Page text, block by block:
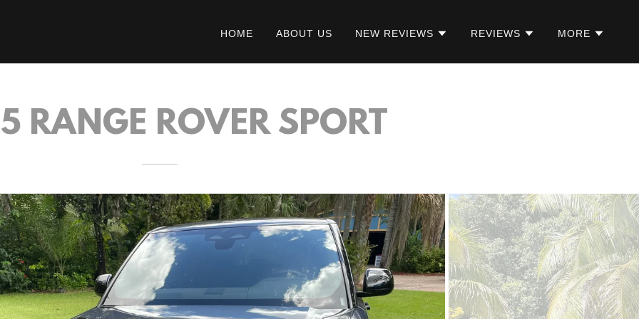
HOME ABOUT US NEW REVIEWS REVIEWS MORE
RANGE ROVER SPORT